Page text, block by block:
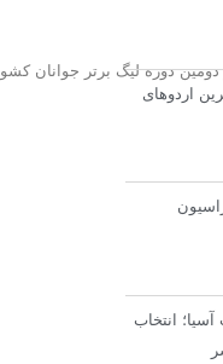
دومین دوره لیگ برتر جوانان
اردوهای
انتخاب